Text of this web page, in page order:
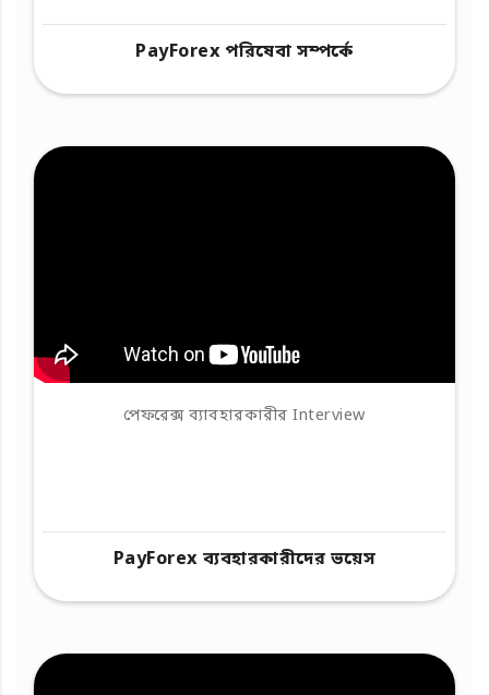
PayForex পরিষেবা সম্পর্কে
পেফরেক্স ব্যাবহারকারীর Interview
PayForex ব্যবহারকারীদের ভয়েস